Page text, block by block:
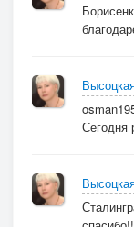
Сегодня